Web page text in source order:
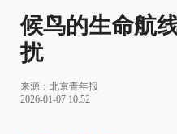
候鸟的生命航
扰
来源： 北京青年报
2026-01-07 10:52